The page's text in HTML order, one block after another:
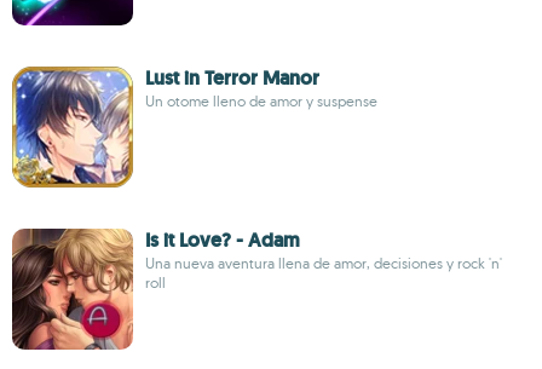
Lust in Terror Manor
Un otome lleno de amor y suspense
Is it Love? - Adam
Una nueva aventura llena de amor, decisiones y rock 'n'
roll